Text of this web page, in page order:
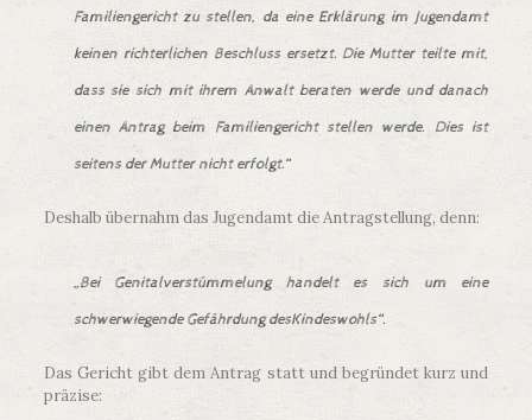
Familiengericht zu stellen, da eine Erklärung im Jugendamt
keinen richterlichen Beschluss ersetzt. Die Mutter teilte mit,
dass sie sich mit ihrem Anwalt beraten werde und danach
einen Antrag beim Familiengericht stellen werde. Dies ist
seitens der Mutter nicht erfolgt.“
Deshalb übernahm das Jugendamt die Antragstellung, denn:
„Bei Genitalverstümmelung handelt es sich um eine
schwerwiegende Gefährdung desKindeswohls“.
Das Gericht gibt dem Antrag statt und begründet kurz und
präzise: